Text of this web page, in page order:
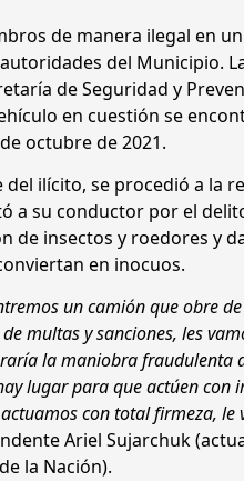
de manera ilegal en
del Municipio.
de Seguridad y
en cuestión se
octubre de 2021.
ilícito, se procedió a la
a su conductor por el
de insectos y roedores y
en inocuos.
un camión que obre
multas y sanciones, les
la maniobra
lugar para que actúen con
con total firmeza, le
Ariel Sujarchuk
la Nación).